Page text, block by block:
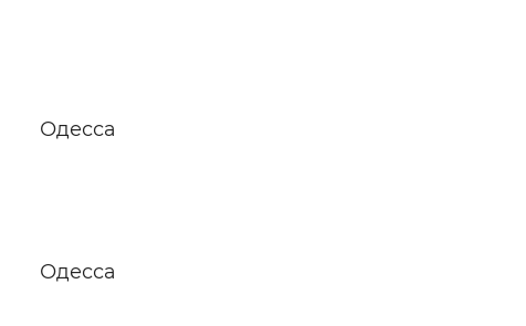
Одесса
Одесса